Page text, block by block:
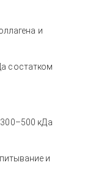
и
с остатком
300–500 кДа
и